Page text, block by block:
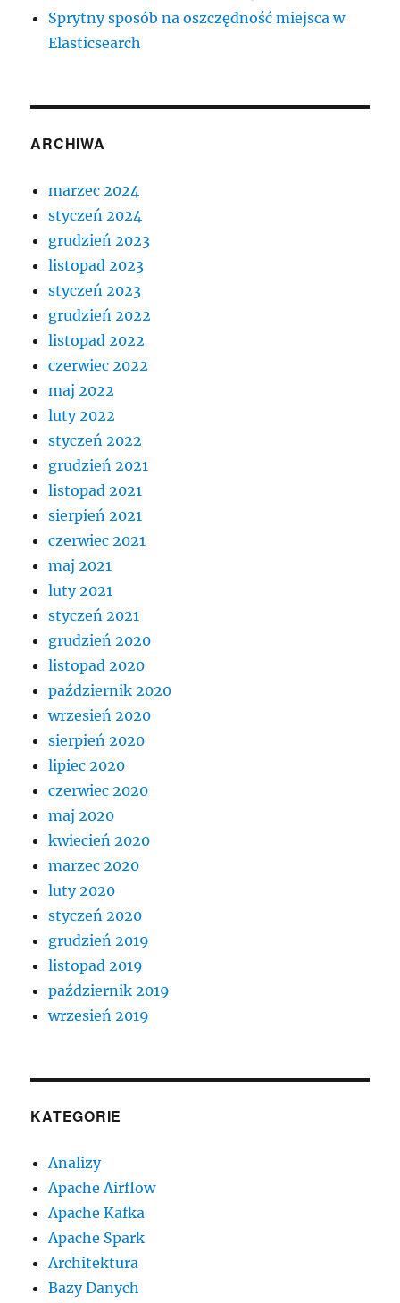
Sprytny sposób na oszczędność miejsca w
Elasticsearch
ARCHIWA
marzec 2024
styczeń 2024
grudzień 2023
listopad 2023
styczeń 2023
grudzień 2022
listopad 2022
czerwiec 2022
maj 2022
luty 2022
styczeń 2022
grudzień 2021
listopad 2021
sierpień 2021
czerwiec 2021
maj 2021
luty 2021
styczeń 2021
grudzień 2020
listopad 2020
październik 2020
wrzesień 2020
sierpień 2020
lipiec 2020
czerwiec 2020
maj 2020
kwiecień 2020
marzec 2020
luty 2020
styczeń 2020
grudzień 2019
listopad 2019
październik 2019
wrzesień 2019
KATEGORIE
Analizy
Apache Airflow
Apache Kafka
Apache Spark
Architektura
Bazy Danych